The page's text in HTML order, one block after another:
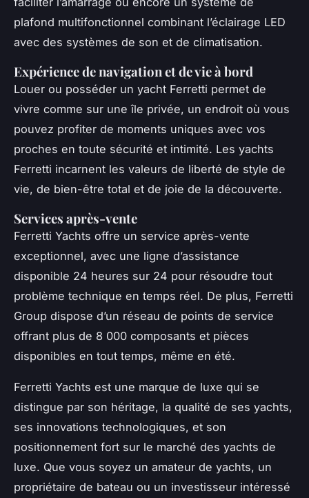
plafond multifonctionnel combinant l’éclairage LED
avec des systèmes de son et de climatisation.
Expérience de navigation et de vie à bord
Louer ou posséder un yacht Ferretti permet de
vivre comme sur une île privée, un endroit où vous
pouvez profiter de moments uniques avec vos
proches en toute sécurité et intimité. Les yachts
Ferretti incarnent les valeurs de liberté de style de
vie, de bien-être total et de joie de la découverte.
Services après-vente
Ferretti Yachts offre un service après-vente
exceptionnel, avec une ligne d’assistance
disponible 24 heures sur 24 pour résoudre tout
problème technique en temps réel. De plus, Ferretti
Group dispose d’un réseau de points de service
offrant plus de 8 000 composants et pièces
disponibles en tout temps, même en été.
Ferretti Yachts est une marque de luxe qui se
distingue par son héritage, la qualité de ses yachts,
ses innovations technologiques, et son
positionnement fort sur le marché des yachts de
luxe. Que vous soyez un amateur de yachts, un
propriétaire de bateau ou un investisseur intéressé